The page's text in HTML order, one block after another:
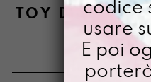
TOY DIPINTA
DI
€
codice
usare
E poi